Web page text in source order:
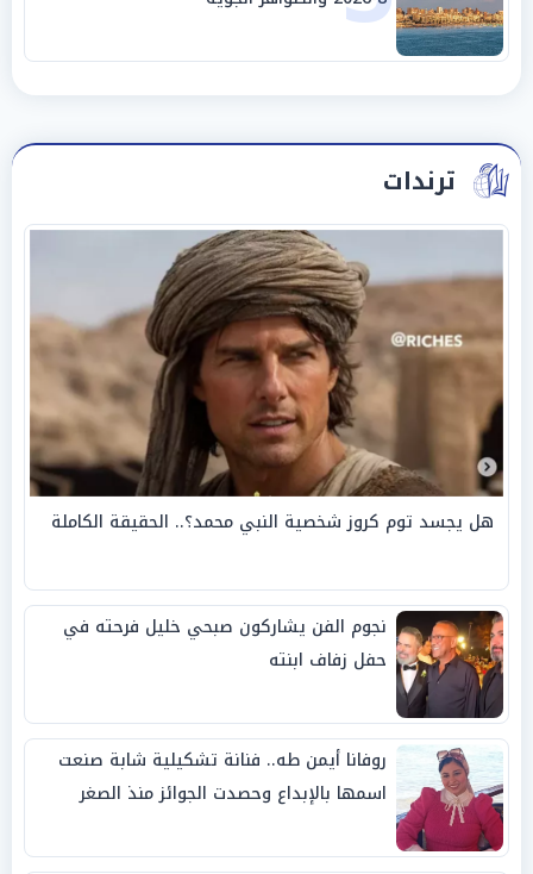
ترندات
هل يجسد توم كروز شخصية النبي محمد؟.. الحقيقة الكاملة
نجوم الفن يشاركون صبحي خليل فرحته في
حفل زفاف ابنته
روفانا أيمن طه.. فنانة تشكيلية شابة صنعت
اسمها بالإبداع وحصدت الجوائز منذ الصغر